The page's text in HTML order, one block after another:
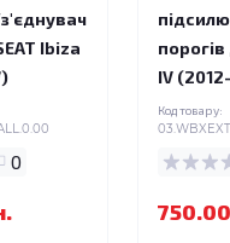
Ibiza
0
IV
Код товару: